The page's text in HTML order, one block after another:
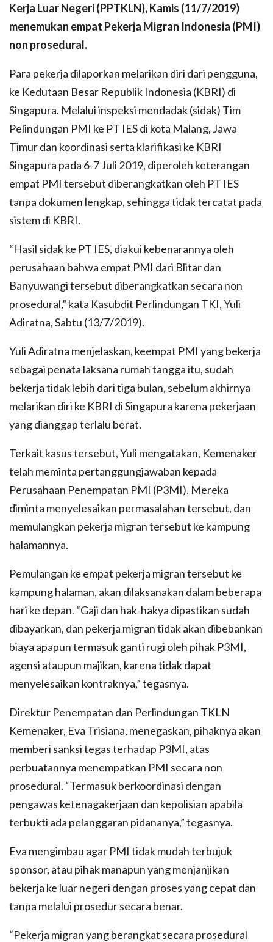
Kerja Luar Negeri (PPTKLN), Kamis (11/7/2019)
menemukan empat Pekerja Migran Indonesia (PMI)
non prosedural.
Para pekerja dilaporkan melarikan diri dari pengguna,
ke Kedutaan Besar Republik Indonesia (KBRI) di
Singapura. Melalui inspeksi mendadak (sidak) Tim
Pelindungan PMI ke PT IES di kota Malang, Jawa
Timur dan koordinasi serta klarifikasi ke KBRI
Singapura pada 6-7 Juli 2019, diperoleh keterangan
empat PMI tersebut diberangkatkan oleh PT IES
tanpa dokumen lengkap, sehingga tidak tercatat pada
sistem di KBRI.
“Hasil sidak ke PT IES, diakui kebenarannya oleh
perusahaan bahwa empat PMI dari Blitar dan
Banyuwangi tersebut diberangkatkan secara non
prosedural,” kata Kasubdit Perlindungan TKI, Yuli
Adiratna, Sabtu (13/7/2019).
Yuli Adiratna menjelaskan, keempat PMI yang bekerja
sebagai penata laksana rumah tangga itu, sudah
bekerja tidak lebih dari tiga bulan, sebelum akhirnya
melarikan diri ke KBRI di Singapura karena pekerjaan
yang dianggap terlalu berat.
Terkait kasus tersebut, Yuli mengatakan, Kemenaker
telah meminta pertanggungjawaban kepada
Perusahaan Penempatan PMI (P3MI). Mereka
diminta menyelesaikan permasalahan tersebut, dan
memulangkan pekerja migran tersebut ke kampung
halamannya.
Pemulangan ke empat pekerja migran tersebut ke
kampung halaman, akan dilaksanakan dalam beberapa
hari ke depan. “Gaji dan hak-hakya dipastikan sudah
dibayarkan, dan pekerja migran tidak akan dibebankan
biaya apapun termasuk ganti rugi oleh pihak P3MI,
agensi ataupun majikan, karena tidak dapat
menyelesaikan kontraknya,” tegasnya.
Direktur Penempatan dan Perlindungan TKLN
Kemenaker, Eva Trisiana, menegaskan, pihaknya akan
memberi sanksi tegas terhadap P3MI, atas
perbuatannya menempatkan PMI secara non
prosedural. “Termasuk berkoordinasi dengan
pengawas ketenagakerjaan dan kepolisian apabila
terbukti ada pelanggaran pidananya,” tegasnya.
Eva mengimbau agar PMI tidak mudah terbujuk
sponsor, atau pihak manapun yang menjanjikan
bekerja ke luar negeri dengan proses yang cepat dan
tanpa melalui prosedur secara benar.
“Pekerja migran yang berangkat secara prosedural